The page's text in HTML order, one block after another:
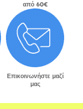
από 60€
Επικοινωνήστε μαζί
μας